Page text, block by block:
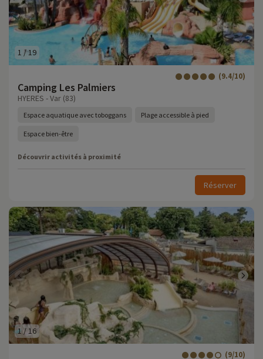
1 /19
Camping Les Palmiers
(9.4/10)
HYERES - Var (83)
Espace aquatique avec toboggans Plage accessible à pied
Espace bien-être
Découvrir activités à proximité
Réserver
1 /16
(9/10)